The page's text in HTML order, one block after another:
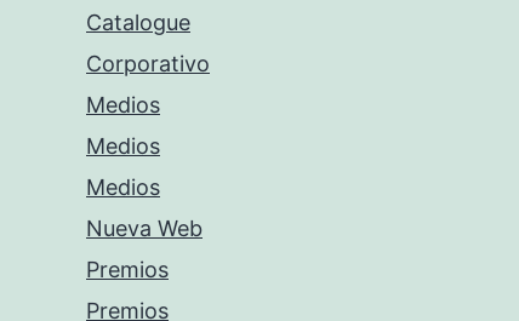
Catalogue
Corporativo
Medios
Medios
Medios
Nueva Web
Premios
Premios